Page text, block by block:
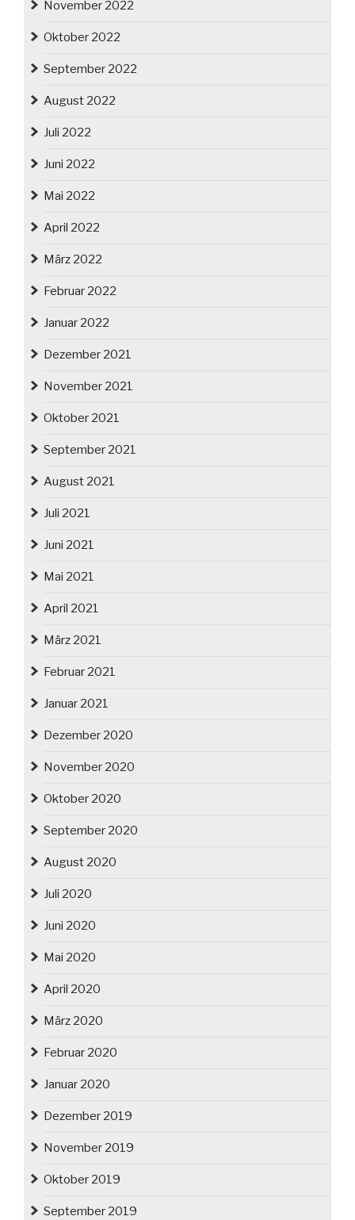
November 2022
Oktober 2022
September 2022
August 2022
Juli 2022
Juni 2022
Mai 2022
April 2022
März 2022
Februar 2022
Januar 2022
Dezember 2021
November 2021
Oktober 2021
September 2021
August 2021
Juli 2021
Juni 2021
Mai 2021
April 2021
März 2021
Februar 2021
Januar 2021
Dezember 2020
November 2020
Oktober 2020
September 2020
August 2020
Juli 2020
Juni 2020
Mai 2020
April 2020
März 2020
Februar 2020
Januar 2020
Dezember 2019
November 2019
Oktober 2019
September 2019